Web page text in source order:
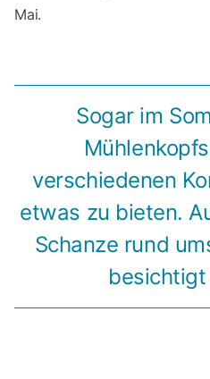
Mai.
Sogar im
verschiedenen
etwas zu bieten.
Schanze rund